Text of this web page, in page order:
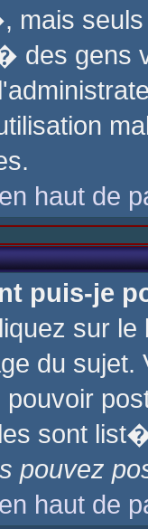
seuls
des gens
haut de
puis-je
sur
du sujet.
pouvoir
sont
pouvez
haut de